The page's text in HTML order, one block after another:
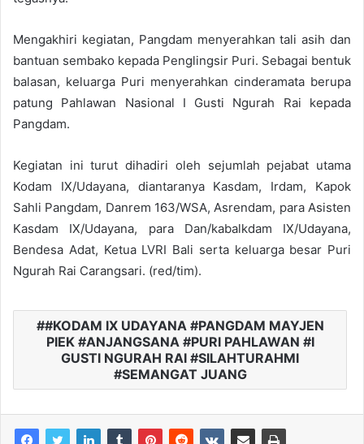
Mengakhiri kegiatan, Pangdam menyerahkan tali asih dan
bantuan sembako kepada Penglingsir Puri. Sebagai bentuk
balasan, keluarga Puri menyerahkan cinderamata berupa
patung Pahlawan Nasional I Gusti Ngurah Rai kepada
Pangdam.
Kegiatan ini turut dihadiri oleh sejumlah pejabat utama
Kodam IX/Udayana, diantaranya Kasdam, Irdam, Kapok
Sahli Pangdam, Danrem 163/WSA, Asrendam, para Asisten
Kasdam IX/Udayana, para Dan/kabalkdam IX/Udayana,
Bendesa Adat, Ketua LVRI Bali serta keluarga besar Puri
Ngurah Rai Carangsari. (red/tim).
#KODAM IX UDAYANA #PANGDAM MAYJEN
PIEK #ANJANGSANA #PURI PAHLAWAN #I
GUSTI NGURAH RAI #SILAHTURAHMI
#SEMANGAT JUANG